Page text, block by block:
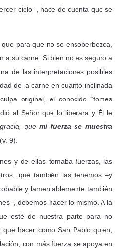
cielo–, hace de cuenta que se
para que no se ensoberbezca,
a su carne. Si bien no es seguro a
de las interpretaciones posibles
de la carne en cuanto inclinada
original, el conocido “fomes
al Señor que lo liberara y Él le
quemi fuerza se muestra
(v. 9).
y de ellas tomaba fuerzas, las
que también las tenemos –y
y lamentablemente también
debemos hacer lo mismo. A la
esté de nuestra parte para no
hacer como San Pablo quien,
con más fuerza se apoya en